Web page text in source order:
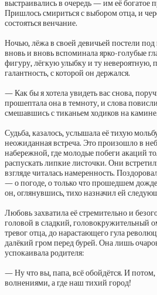
выстраивались в очередь — им её богатое
Пришлось смириться с выбором отца, и
состояться венчание.
Ночью, лёжа в своей девичьей постели
вновь и вновь вспоминала ярко-голубые
фигуру, лёгкую улыбку и ту невероятную,
галантность, с которой он держался.
— Как бы я хотела увидеть вас снова,
прошептала она в темноту, и слова
смешавшись с тиканьем ходиков на камине.
Судьба, казалось, услышала её тихую
неожиданная встреча. Это произошло в
набережной, где молодые побеги акаций
распускать липкие листочки. Они
взгляде читалась намеренность.
— о погоде, о только что прошедшем
он, оглянувшись, тихо назначил ей
Любовь захватила её стремительно и
головой в сладкий, головокружительный
тревог отца, до нарастающего гула
далёкий гром перед бурей. Она лишь
успокаивала родителя:
— Ну что вы, папа, всё обойдётся. И потом,
волнениями, а где наш тихий город!